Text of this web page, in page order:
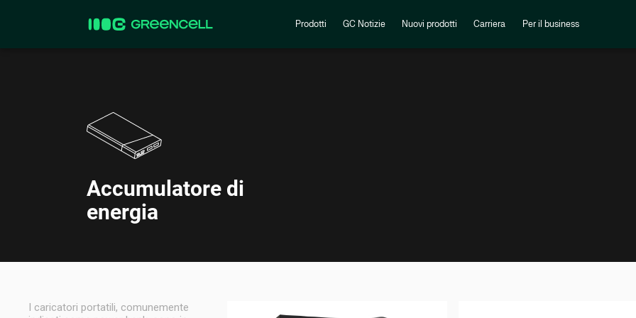
Prodotti GC Notizie Nuovi prodotti Carriera Per il business
Accumulatore di
energia
I caricatori portatili, comunemente